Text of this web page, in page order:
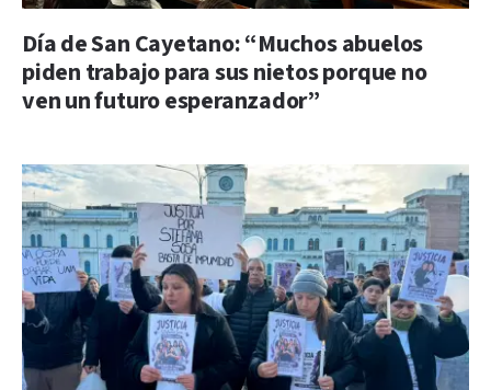
Día de San Cayetano: “Muchos abuelos
piden trabajo para sus nietos porque no
ven un futuro esperanzador”